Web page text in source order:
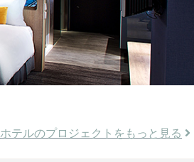
ホテルのプロジェクトをもっと見る